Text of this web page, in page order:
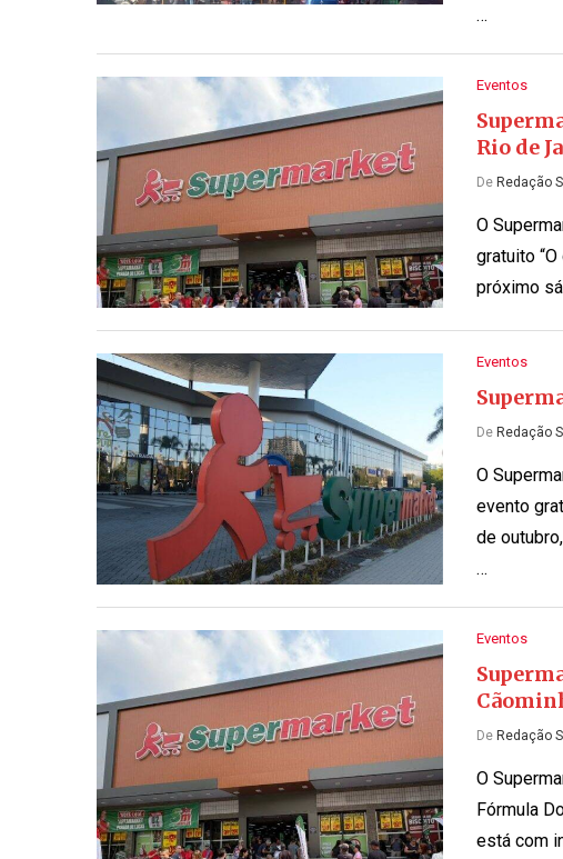
…
Eventos
Rio de
De Redação
O
gratuito
próximo
Eventos
De Redação
O
evento
de
…
Eventos
De Redação
O
Fórmula
está com